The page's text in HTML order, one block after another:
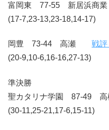
富岡東 77-55 新居浜
(17-7,23-13,23-18,14-17)
岡豊 73-44 高瀬 戦評
(20-9,10-6,16-16,27-13)
準決勝
聖カタリナ学園 87-49
(30-11,25-21,17-6,15-11)